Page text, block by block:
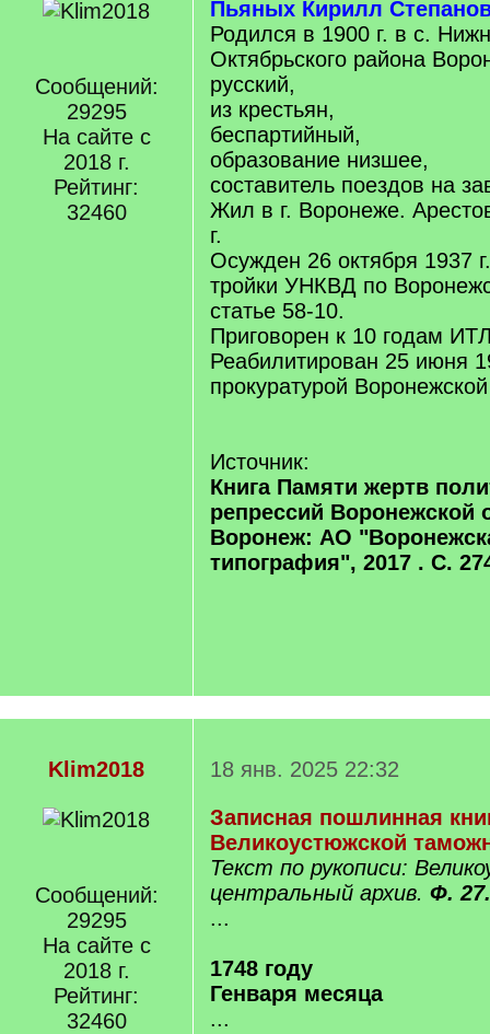
Сообщений:
29295
На сайте с
2018 г.
Рейтинг:
32460
Пьяных Кирилл
Родился в 1900 г. в c.
Октябрьского района
русский,
из крестьян,
беспартийный,
образование низшее,
составитель поездов на
Жил в г. Воронеже.
г.
Осужден 26 октября 1937
тройки УНКВД по
статье 58-10.
Приговорен к 10 годам
Реабилитирован 25 июня
прокуратурой
Источник:
Книга Памяти жертв
репрессий Воронежской
Воронеж: АО
типография", 2017 . С.
Klim2018
Сообщений:
29295
На сайте с
2018 г.
Рейтинг:
32460
18 янв. 2025 22:32
Записная пошлинная
Великоустюжской
Текст по рукописи:
центральный архив. Ф.
...
1748 году
Генваря месяца
...